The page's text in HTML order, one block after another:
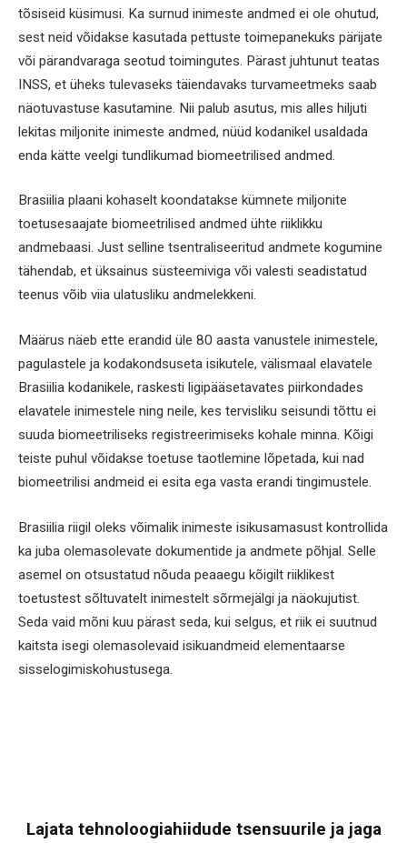
tõsiseid küsimusi. Ka surnud inimeste andmed ei ole ohutud,
sest neid võidakse kasutada pettuste toimepanekuks pärijate
või pärandvaraga seotud toimingutes. Pärast juhtunut teatas
INSS, et üheks tulevaseks täiendavaks turvameetmeks saab
näotuvastuse kasutamine. Nii palub asutus, mis alles hiljuti
lekitas miljonite inimeste andmed, nüüd kodanikel usaldada
enda kätte veelgi tundlikumad biomeetrilised andmed.
Brasiilia plaani kohaselt koondatakse kümnete miljonite
toetusesaajate biomeetrilised andmed ühte riiklikku
andmebaasi. Just selline tsentraliseeritud andmete kogumine
tähendab, et üksainus süsteemiviga või valesti seadistatud
teenus võib viia ulatusliku andmelekkeni.
Määrus näeb ette erandid üle 80 aasta vanustele inimestele,
pagulastele ja kodakondsuseta isikutele, välismaal elavatele
Brasiilia kodanikele, raskesti ligipääsetavates piirkondades
elavatele inimestele ning neile, kes tervisliku seisundi tõttu ei
suuda biomeetriliseks registreerimiseks kohale minna. Kõigi
teiste puhul võidakse toetuse taotlemine lõpetada, kui nad
biomeetrilisi andmeid ei esita ega vasta erandi tingimustele.
Brasiilia riigil oleks võimalik inimeste isikusamasust kontrollida
ka juba olemasolevate dokumentide ja andmete põhjal. Selle
asemel on otsustatud nõuda peaaegu kõigilt riiklikest
toetustest sõltuvatelt inimestelt sõrmejälgi ja näokujutist.
Seda vaid mõni kuu pärast seda, kui selgus, et riik ei suutnud
kaitsta isegi olemasolevaid isikuandmeid elementaarse
sisselogimiskohustusega.
Lajata tehnoloogiahiidude tsensuurile ja jaga